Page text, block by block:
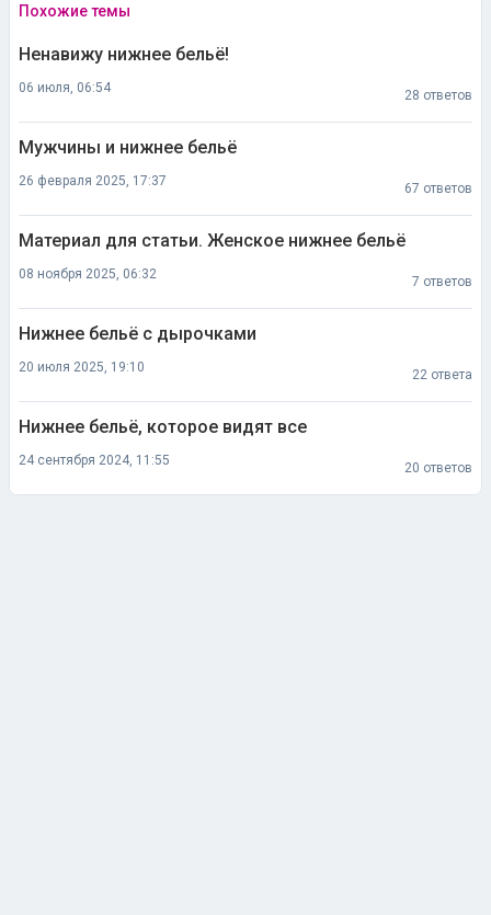
Похожие темы
Ненавижу нижнее бельё!
06 июля, 06:54
28 ответов
Мужчины и нижнее бельё
26 февраля 2025, 17:37
67 ответов
Материал для статьи. Женское нижнее бельё
08 ноября 2025, 06:32
7 ответов
Нижнее бельё с дырочками
20 июля 2025, 19:10
22 ответа
Нижнее бельё, которое видят все
24 сентября 2024, 11:55
20 ответов